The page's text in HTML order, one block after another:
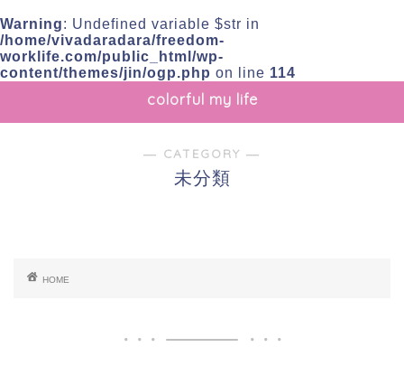
Warning: Undefined variable $str in
/home/vivadaradara/freedom-
worklife.com/public_html/wp-
content/themes/jin/ogp.php on line 114
colorful my life
― CATEGORY ―
未分類
HOME